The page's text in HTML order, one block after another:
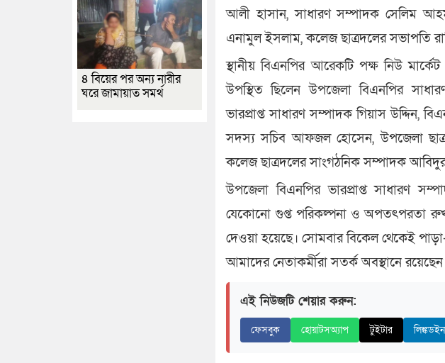
আলী হাসান, সাধারণ সম্পাদক সেলিম
এনামুল ইসলাম, কলেজ ছাত্রদলের সভাপতি
স্থানীয় বিএনপির আরেকটি পক্ষ নিউ
উপস্থিত ছিলেন উপজেলা বিএনপির
ভারপ্রাপ্ত সাধারণ সম্পাদক গিয়াস উদ্দিন,
সদস্য সচিব আফজল হোসেন, উপজেলা
কলেজ ছাত্রদলের সাংগঠনিক সম্পাদক
উপজেলা বিএনপির ভারপ্রাপ্ত সাধারণ
যেকোনো গুপ্ত পরিকল্পনা ও অপতৎপরতা
দেওয়া হয়েছে। সোমবার বিকেল থেকেই
আমাদের নেতাকর্মীরা সতর্ক অবস্থানে
এই নিউজটি শেয়ার করুন:
ফেসবুক হোয়াটসঅ্যাপ টুইটার লিঙ্কডইন
৪ বিয়ের পর অন্য নারীর
ঘরে জামায়াত সমর্থ